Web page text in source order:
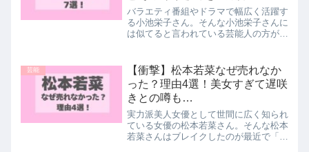
バラエティ番組やドラマで幅広く活躍す
る小池栄子さん。そんな小池栄子さんに
は似てると言われている芸能人の方が沢
ールビューティーなそっくりさんが勢揃
い...そこで今回は、小...
芸能
【衝撃】松本若菜なぜ売れなか
った？理由4選！美女すぎて遅咲
きとの噂も…
実力派美人女優として世間に広く知られ
ている女優の松本若菜さん。そんな松本
若菜さんはブレイクしたのが最近で「な